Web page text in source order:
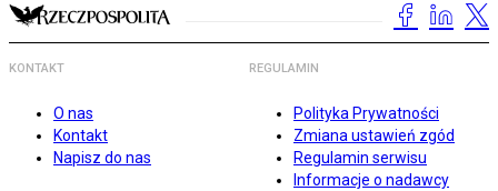
KONTAKT
O nas
Kontakt
Napisz do nas
REGULAMIN
Polityka Prywatności
Zmiana ustawień zgód
Regulamin serwisu
Informacje o nadawcy